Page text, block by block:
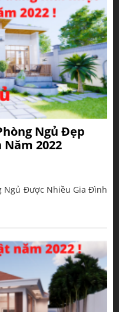
Ngủ Đẹp
2022
Ngủ Được Nhiều Gia Đình